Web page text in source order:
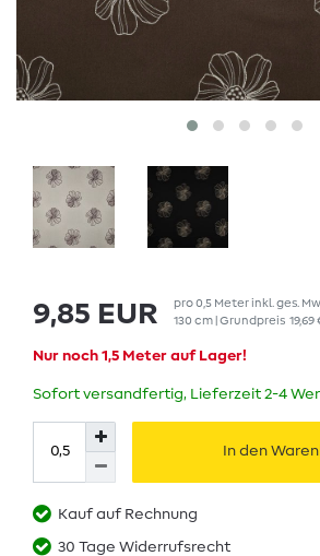
9,85 EUR pro0,5 Meterinkl. ges.
130 cm | Grundpreis
Nur noch 1,5 Meter auf Lager!
Sofort versandfertig, Lieferzeit 2-4
In den
Kauf auf Rechnung
30 Tage Widerrufsrecht